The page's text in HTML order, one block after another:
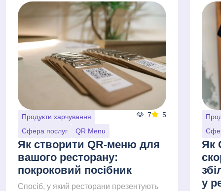
Продукти харчування
Сфера послуг
QR Menu
7 5
Як створити QR-меню для
вашого ресторану:
покроковий посібник
Спосіб, у який ресторани презентують
Як
у